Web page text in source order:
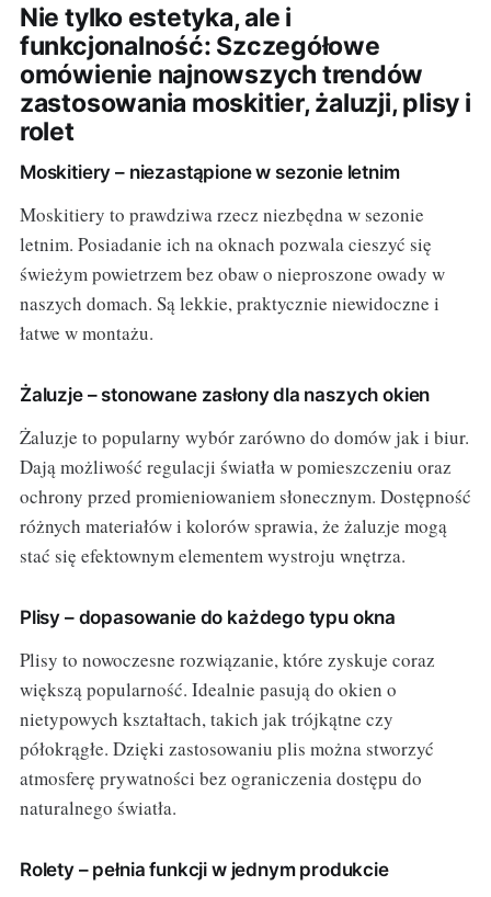
Nie tylko estetyka, ale i
funkcjonalność: Szczegółowe
omówienie najnowszych trendów
zastosowania moskitier, żaluzji, plisy i
rolet
Moskitiery – niezastąpione w sezonie letnim
Moskitiery to prawdziwa rzecz niezbędna w sezonie
letnim. Posiadanie ich na oknach pozwala cieszyć się
świeżym powietrzem bez obaw o nieproszone owady w
naszych domach. Są lekkie, praktycznie niewidoczne i
łatwe w montażu.
Żaluzje – stonowane zasłony dla naszych okien
Żaluzje to popularny wybór zarówno do domów jak i biur.
Dają możliwość regulacji światła w pomieszczeniu oraz
ochrony przed promieniowaniem słonecznym. Dostępność
różnych materiałów i kolorów sprawia, że żaluzje mogą
stać się efektownym elementem wystroju wnętrza.
Plisy – dopasowanie do każdego typu okna
Plisy to nowoczesne rozwiązanie, które zyskuje coraz
większą popularność. Idealnie pasują do okien o
nietypowych kształtach, takich jak trójkątne czy
półokrągłe. Dzięki zastosowaniu plis można stworzyć
atmosferę prywatności bez ograniczenia dostępu do
naturalnego światła.
Rolety – pełnia funkcji w jednym produkcie